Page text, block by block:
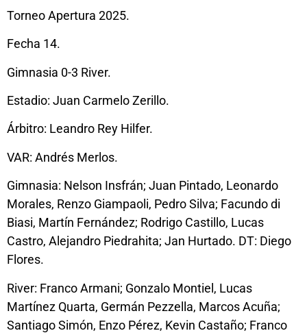
Torneo Apertura 2025.
Fecha 14.
Gimnasia 0-3 River.
Estadio: Juan Carmelo Zerillo.
Árbitro: Leandro Rey Hilfer.
VAR: Andrés Merlos.
Gimnasia: Nelson Insfrán; Juan Pintado, Leonardo
Morales, Renzo Giampaoli, Pedro Silva; Facundo di
Biasi, Martín Fernández; Rodrigo Castillo, Lucas
Castro, Alejandro Piedrahita; Jan Hurtado. DT: Diego
Flores.
River: Franco Armani; Gonzalo Montiel, Lucas
Martínez Quarta, Germán Pezzella, Marcos Acuña;
Santiago Simón, Enzo Pérez, Kevin Castaño; Franco